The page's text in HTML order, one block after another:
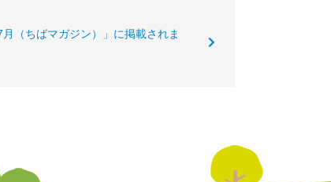
（ちばマガジン）」に掲載されま